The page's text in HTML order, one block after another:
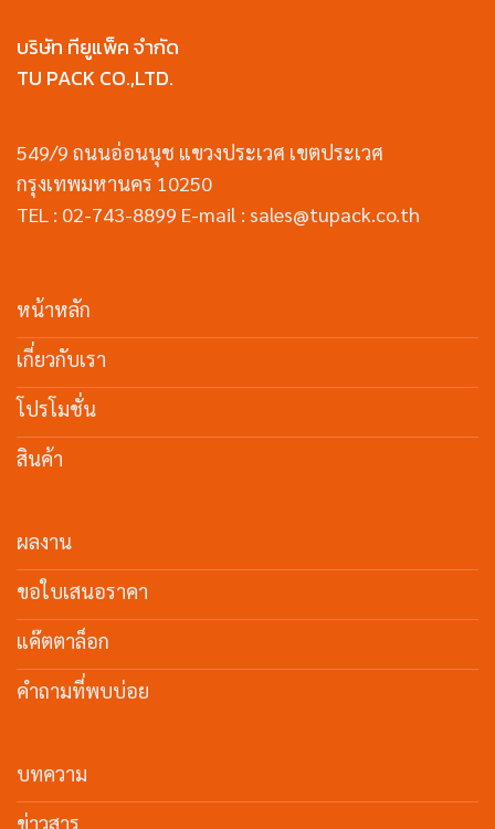
บริษัท ทียูแพ็ค จำกัด
TU PACK CO.,LTD.
549/9 ถนนอ่อนนุช แขวงประเวศ เขตประเวศ
กรุงเทพมหานคร 10250
TEL : 02-743-8899 E-mail : sales@tupack.co.th
หน้าหลัก
เกี่ยวกับเรา
โปรโมชั่น
สินค้า
ผลงาน
ขอใบเสนอราคา
แค๊ตตาล็อก
คำถามที่พบบ่อย
บทความ
ข่าวสาร